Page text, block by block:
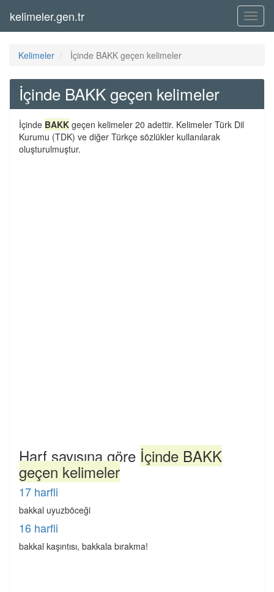
Menü
kelimeler.gen.tr
Kelimeler İçinde BAKK geçen kelimeler
İçinde BAKK geçen kelimeler
İçinde BAKK geçen kelimeler 20 adettir. Kelimeler Türk Dil
Kurumu (TDK) ve diğer Türkçe sözlükler kullanılarak
oluşturulmuştur.
Harf sayısına göre İçinde BAKK
geçen kelimeler
17 harfli
bakkal uyuzböceği
16 harfli
bakkal kaşıntısı, bakkala bırakma!